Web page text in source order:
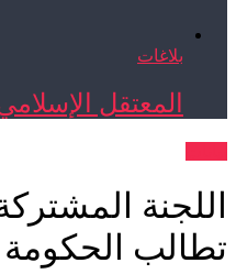
بلاغات
المعتقل
اللجنة
تطالب الحكومة